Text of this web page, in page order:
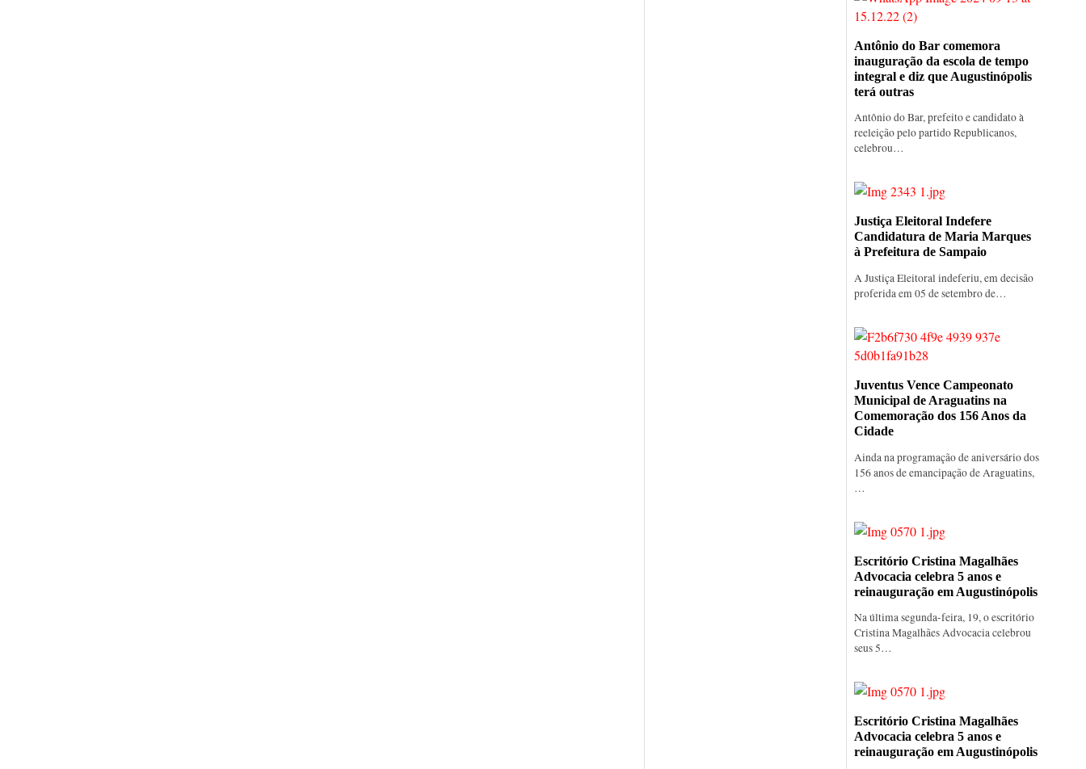
Antônio do Bar comemora
inauguração da escola de tempo
integral e diz que Augustinópolis
terá outras
Antônio do Bar, prefeito e candidato à
reeleição pelo partido Republicanos,
celebrou…
Justiça Eleitoral Indefere
Candidatura de Maria Marques
à Prefeitura de Sampaio
A Justiça Eleitoral indeferiu, em decisão
proferida em 05 de setembro de…
Juventus Vence Campeonato
Municipal de Araguatins na
Comemoração dos 156 Anos da
Cidade
Ainda na programação de aniversário dos
156 anos de emancipação de Araguatins,
…
Escritório Cristina Magalhães
Advocacia celebra 5 anos e
reinauguração em Augustinópolis
Na última segunda-feira, 19, o escritório
Cristina Magalhães Advocacia celebrou
seus 5…
Escritório Cristina Magalhães
Advocacia celebra 5 anos e
reinauguração em Augustinópolis